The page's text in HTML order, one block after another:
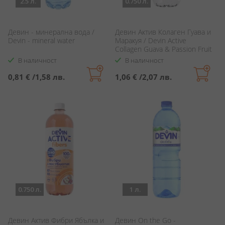
Девин - минерална вода /
Devin - mineral water
В наличност
0,81 € /1,58 лв.
Девин Актив Колаген Гуава и
Маракуя / Devin Active
Collagen Guava & Passion Fruit
В наличност
1,06 € /2,07 лв.
0.750 л.
Девин Актив Фибри Ябълка и
1 л.
Девин On the Go -